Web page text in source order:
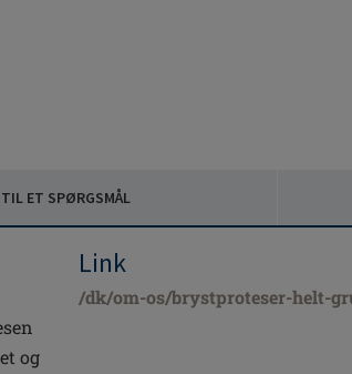
ET SPØRGSMÅL
og
Link
/dk/om-os/brystproteser-helt-